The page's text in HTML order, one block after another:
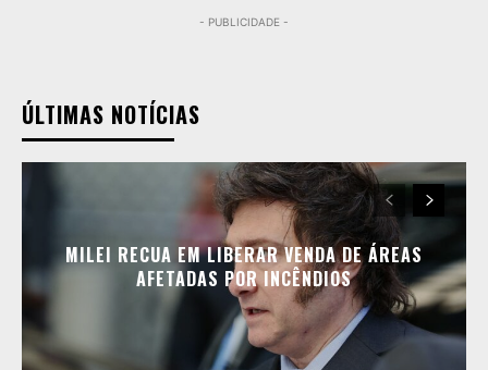
- PUBLICIDADE -
ÚLTIMAS NOTÍCIAS
MILEI RECUA EM LIBERAR VENDA DE ÁREAS
AFETADAS POR INCÊNDIOS